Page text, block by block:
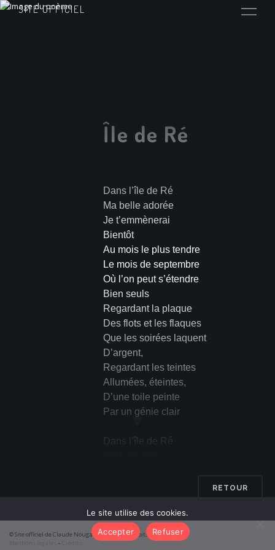
SITE OFFICIEL
Île de Ré
Dans l’île de Ré
Ma belle adorée
Je t’emmènerai
Bientôt
Au mois le plus tendre
Le mois de septembre
Où l’on peut s’étendre
Bien seuls
Regardant la plaque
Des flots et les flaques
Que les soirées laquent
D’argent,
Regardant les teintes
Allumées, éteintes,
D’une toile peinte
Par un génie clair
Dans l’île de Ré
D’une route accorte
Nous irons aux Portes
Au bout
▼
RETOUR
© Site officiel de Claude Nougaro 2026 – Tous droits réservés
–
Le site utilise des cookies.
Accepter
Refuser